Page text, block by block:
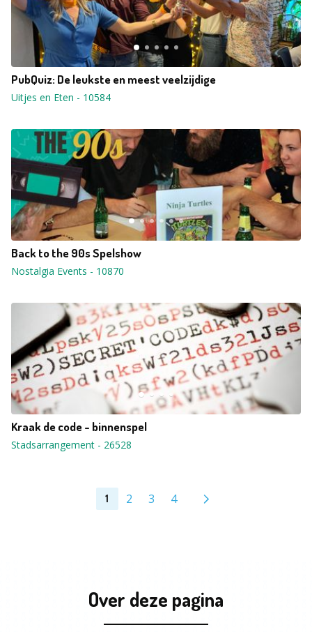
PubQuiz: De leukste en meest veelzijdige
Uitjes en Eten - 10584
Back to the 90s Spelshow
Nostalgia Events - 10870
Kraak de code - binnenspel
Stadsarrangement - 26528
1 2 3 4
Over deze pagina